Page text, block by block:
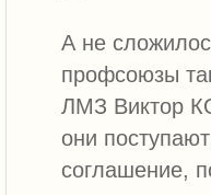
А не
профсоюзы
ЛМЗ Виктор
они
соглашение,